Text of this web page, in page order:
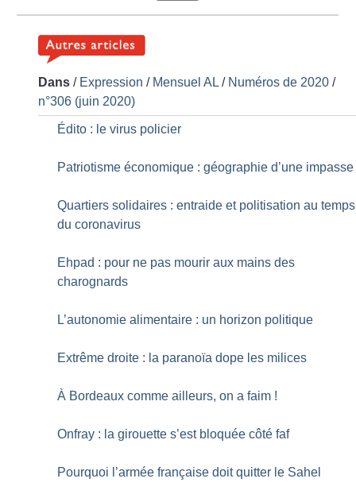
Dans / Expression / Mensuel AL / Numéros de 2020 /
n°306 (juin 2020)
Édito : le virus policier
Patriotisme économique : géographie d’une impasse
Quartiers solidaires : entraide et politisation au temps
du coronavirus
Ehpad : pour ne pas mourir aux mains des
charognards
L’autonomie alimentaire : un horizon politique
Extrême droite : la paranoïa dope les milices
À Bordeaux comme ailleurs, on a faim !
Onfray : la girouette s’est bloquée côté faf
Pourquoi l’armée française doit quitter le Sahel